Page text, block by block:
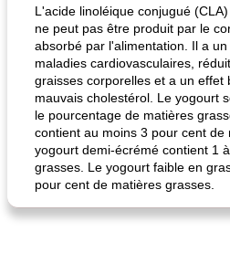
L'acide linoléique conjugué
ne peut pas être produit par le
absorbé par l'alimentation. Il a
maladies cardiovasculaires,
graisses corporelles et a un effet
mauvais cholestérol. Le yogourt
le pourcentage de matières
contient au moins 3 pour cent de
yogourt demi-écrémé contient 1
grasses. Le yogourt faible en
pour cent de matières grasses.